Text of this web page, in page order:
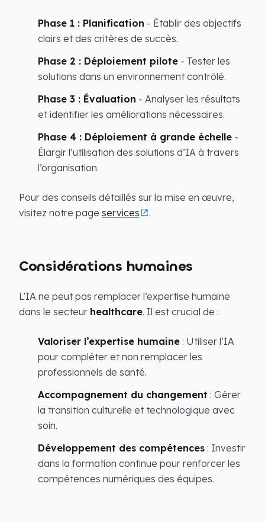
Phase 1 : Planification - Établir des objectifs
clairs et des critères de succès.
Phase 2 : Déploiement pilote - Tester les
solutions dans un environnement contrôlé.
Phase 3 : Évaluation - Analyser les résultats
et identifier les améliorations nécessaires.
Phase 4 : Déploiement à grande échelle -
Élargir l’utilisation des solutions d’IA à travers
l’organisation.
Pour des conseils détaillés sur la mise en œuvre,
visitez notre page services .
Considérations humaines
L’IA ne peut pas remplacer l’expertise humaine
dans le secteur healthcare. Il est crucial de :
Valoriser l’expertise humaine : Utiliser l’IA
pour compléter et non remplacer les
professionnels de santé.
Accompagnement du changement : Gérer
la transition culturelle et technologique avec
soin.
Développement des compétences : Investir
dans la formation continue pour renforcer les
compétences numériques des équipes.